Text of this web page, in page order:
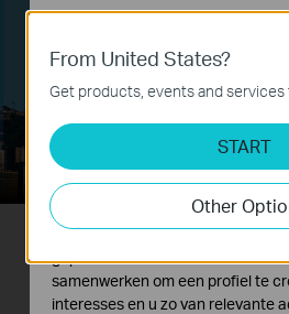
15
Jouw perfecte
partner
From United States?
Get products, events and services
START
Other
Deze cookies zijn noodzakelijk
website en kunnen niet worden
Cookies voor analyse geven ons
activiteiten op onze website te
functionaliteit van de website
verbeteren.
Marketing cookies kunnen op
geplaatst door externe
samenwerken om een profiel te
interesses en u zo van relevante